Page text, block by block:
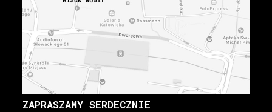
ZAPRASZAMY SERDECZNIE